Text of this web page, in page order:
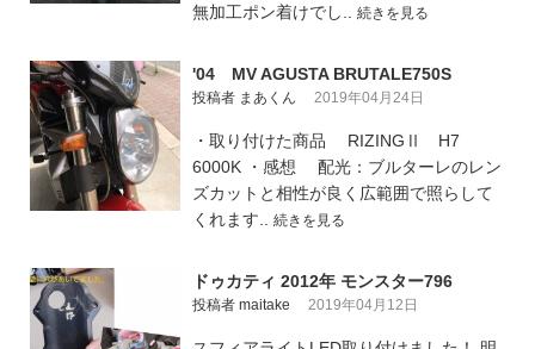
無加工ポン着けでし.. 続きを見る
'04 MV AGUSTA BRUTALE750S
投稿者 まあくん 2019年04月24日
・取り付けた商品 RIZINGⅡ H7
6000K ・感想 配光：ブルターレのレン
ズカットと相性が良く広範囲で照らして
くれます.. 続きを見る
ドゥカティ 2012年 モンスター796
投稿者 maitake 2019年04月12日